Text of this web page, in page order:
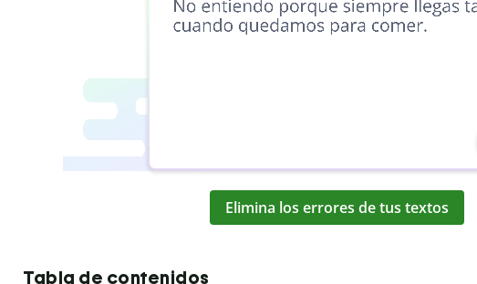
Elimina los errores de tus textos
Tabla de contenidos